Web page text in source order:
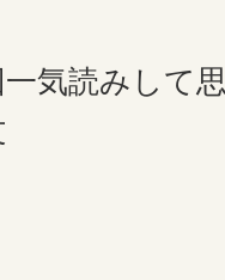
気読みして